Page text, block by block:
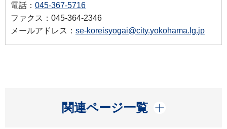
電話： 045-367-5716
ファクス：045-364-2346
メールアドレス： se-koreisyogai@city.yokohama.lg.jp
関連ページ一覧
開く